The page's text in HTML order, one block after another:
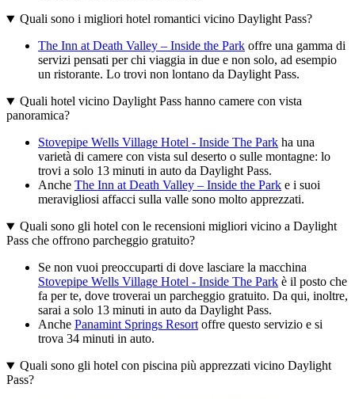
Quali sono i migliori hotel romantici vicino Daylight Pass?
The Inn at Death Valley – Inside the Park offre una gamma di
servizi pensati per chi viaggia in due e non solo, ad esempio
un ristorante. Lo trovi non lontano da Daylight Pass.
Quali hotel vicino Daylight Pass hanno camere con vista
panoramica?
Stovepipe Wells Village Hotel - Inside The Park ha una
varietà di camere con vista sul deserto o sulle montagne: lo
trovi a solo 13 minuti in auto da Daylight Pass.
Anche The Inn at Death Valley – Inside the Park e i suoi
meravigliosi affacci sulla valle sono molto apprezzati.
Quali sono gli hotel con le recensioni migliori vicino a Daylight
Pass che offrono parcheggio gratuito?
Se non vuoi preoccuparti di dove lasciare la macchina
Stovepipe Wells Village Hotel - Inside The Park è il posto che
fa per te, dove troverai un parcheggio gratuito. Da qui, inoltre,
sarai a solo 13 minuti in auto da Daylight Pass.
Anche Panamint Springs Resortoffre questo servizio e si
trova 34 minuti in auto.
Quali sono gli hotel con piscina più apprezzati vicino Daylight
Pass?